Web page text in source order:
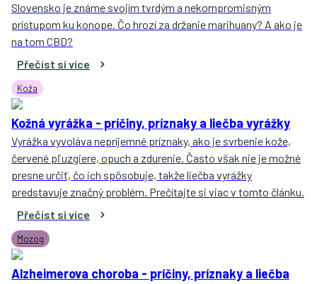
Slovensko je známe svojím tvrdým a nekompromisným
prístupom ku konope. Čo hrozí za držanie marihuany? A ako je
na tom CBD?
Přečíst si více
Koža
Kožná vyrážka - príčiny, príznaky a liečba vyrážky
Vyrážka vyvoláva nepríjemné príznaky, ako je svrbenie kože,
červené pľuzgiere, opuch a zdurenie. Často však nie je možné
presne určiť, čo ich spôsobuje, takže liečba vyrážky
predstavuje značný problém. Prečítajte si viac v tomto článku.
Přečíst si více
Mozog
Alzheimerova choroba - príčiny, príznaky a liečba